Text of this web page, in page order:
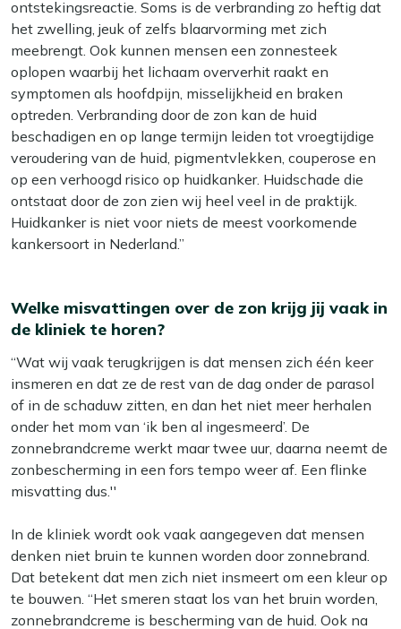
ontstekingsreactie. Soms is de verbranding zo heftig dat
het zwelling, jeuk of zelfs blaarvorming met zich
meebrengt. Ook kunnen mensen een zonnesteek
oplopen waarbij het lichaam oververhit raakt en
symptomen als hoofdpijn, misselijkheid en braken
optreden. Verbranding door de zon kan de huid
beschadigen en op lange termijn leiden tot vroegtijdige
veroudering van de huid, pigmentvlekken, couperose en
op een verhoogd risico op huidkanker. Huidschade die
ontstaat door de zon zien wij heel veel in de praktijk.
Huidkanker is niet voor niets de meest voorkomende
kankersoort in Nederland.”
Welke misvattingen over de zon krijg jij vaak in
de kliniek te horen?
“Wat wij vaak terugkrijgen is dat mensen zich één keer
insmeren en dat ze de rest van de dag onder de parasol
of in de schaduw zitten, en dan het niet meer herhalen
onder het mom van ‘ik ben al ingesmeerd’. De
zonnebrandcreme werkt maar twee uur, daarna neemt de
zonbescherming in een fors tempo weer af. Een flinke
misvatting dus.''
In de kliniek wordt ook vaak aangegeven dat mensen
denken niet bruin te kunnen worden door zonnebrand.
Dat betekent dat men zich niet insmeert om een kleur op
te bouwen. “Het smeren staat los van het bruin worden,
zonnebrandcreme is bescherming van de huid. Ook na